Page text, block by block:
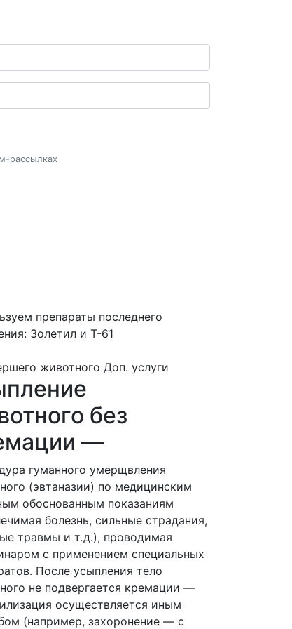
рассылках
препараты последнего
Золетил и Т-61
животного Доп. услуги
без
—
гуманного умерщвления
(эвтаназии) по медицинским
обоснованным показаниям
болезнь, сильные страдания,
травмы и т. д.), проводимая
с применением специальных
После усыпления тело
не подвергается кремации —
осуществляется иным
(например, захоронение — с